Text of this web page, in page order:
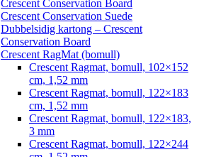
Crescent Conservation Board
Crescent Conservation Suede
Dubbelsidig kartong – Crescent
Conservation Board
Crescent RagMat (bomull)
Crescent Ragmat, bomull, 102×152
cm, 1,52 mm
Crescent Ragmat, bomull, 122×183
cm, 1,52 mm
Crescent Ragmat, bomull, 122×183,
3 mm
Crescent Ragmat, bomull, 122×244